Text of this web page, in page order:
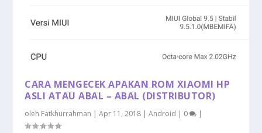
CARA MENGECEK APAKAN ROM XIAOMI HP
ASLI ATAU ABAL – ABAL (DISTRIBUTOR)
oleh Fatkhurrahman |Apr 11, 2018 |Android | 0 |